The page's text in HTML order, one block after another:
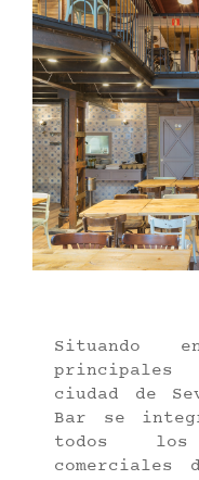
Situando
ciudad de
Bar se
todos los
comerciales